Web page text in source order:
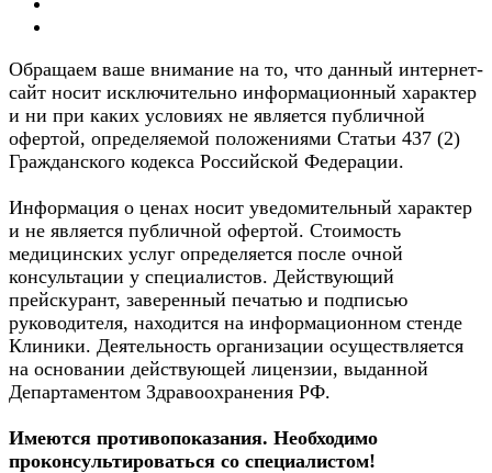
Обращаем ваше внимание на то, что данный интернет-
сайт носит исключительно информационный характер
и ни при каких условиях не является публичной
офертой, определяемой положениями Статьи 437 (2)
Гражданского кодекса Российской Федерации.
Информация о ценах носит уведомительный характер
и не является публичной офертой. Стоимость
медицинских услуг определяется после очной
консультации у специалистов. Действующий
прейскурант, заверенный печатью и подписью
руководителя, находится на информационном стенде
Клиники. Деятельность организации осуществляется
на основании действующей лицензии, выданной
Департаментом Здравоохранения РФ.
Имеются противопоказания. Необходимо
проконсультироваться со специалистом!